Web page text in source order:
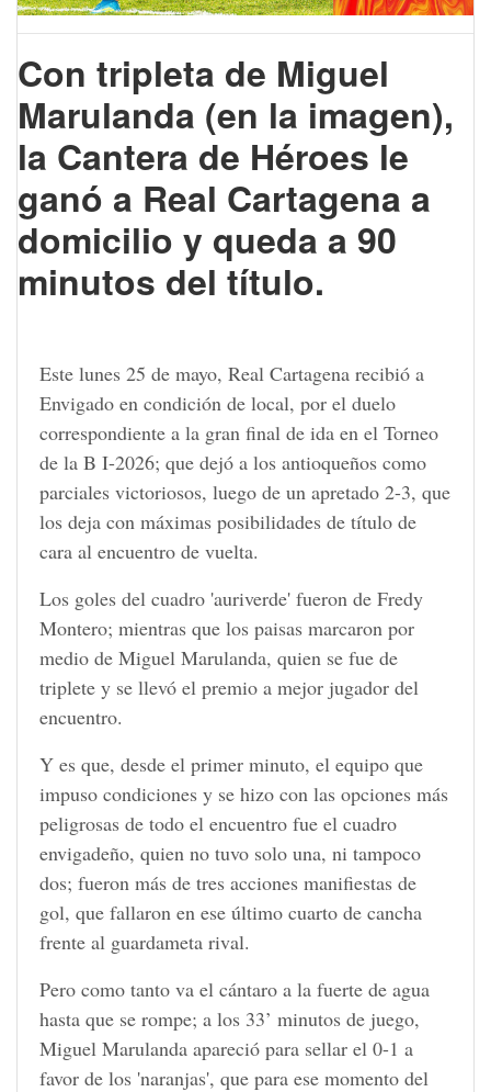
Con tripleta de Miguel
Marulanda (en la imagen),
la Cantera de Héroes le
ganó a Real Cartagena a
domicilio y queda a 90
minutos del título.
Este lunes 25 de mayo, Real Cartagena recibió a
Envigado en condición de local, por el duelo
correspondiente a la gran final de ida en el Torneo
de la B I-2026; que dejó a los antioqueños como
parciales victoriosos, luego de un apretado 2-3, que
los deja con máximas posibilidades de título de
cara al encuentro de vuelta.
Los goles del cuadro 'auriverde' fueron de Fredy
Montero; mientras que los paisas marcaron por
medio de Miguel Marulanda, quien se fue de
triplete y se llevó el premio a mejor jugador del
encuentro.
Y es que, desde el primer minuto, el equipo que
impuso condiciones y se hizo con las opciones más
peligrosas de todo el encuentro fue el cuadro
envigadeño, quien no tuvo solo una, ni tampoco
dos; fueron más de tres acciones manifiestas de
gol, que fallaron en ese último cuarto de cancha
frente al guardameta rival.
Pero como tanto va el cántaro a la fuerte de agua
hasta que se rompe; a los 33’ minutos de juego,
Miguel Marulanda apareció para sellar el 0-1 a
favor de los 'naranjas', que para ese momento del